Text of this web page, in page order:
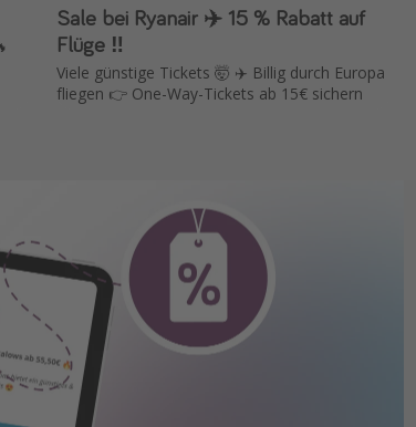
Sale bei Ryanair ✈️ 15 % Rabatt auf
Flüge ‼️
Viele günstige Tickets 🤯 ✈️ Billig durch Europa
fliegen 👉 One-Way-Tickets ab 15€ sichern